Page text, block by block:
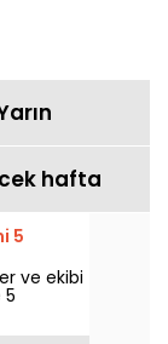
hafta
5
ve ekibi
5